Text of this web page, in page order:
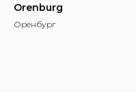
Orenburg
Оренбург